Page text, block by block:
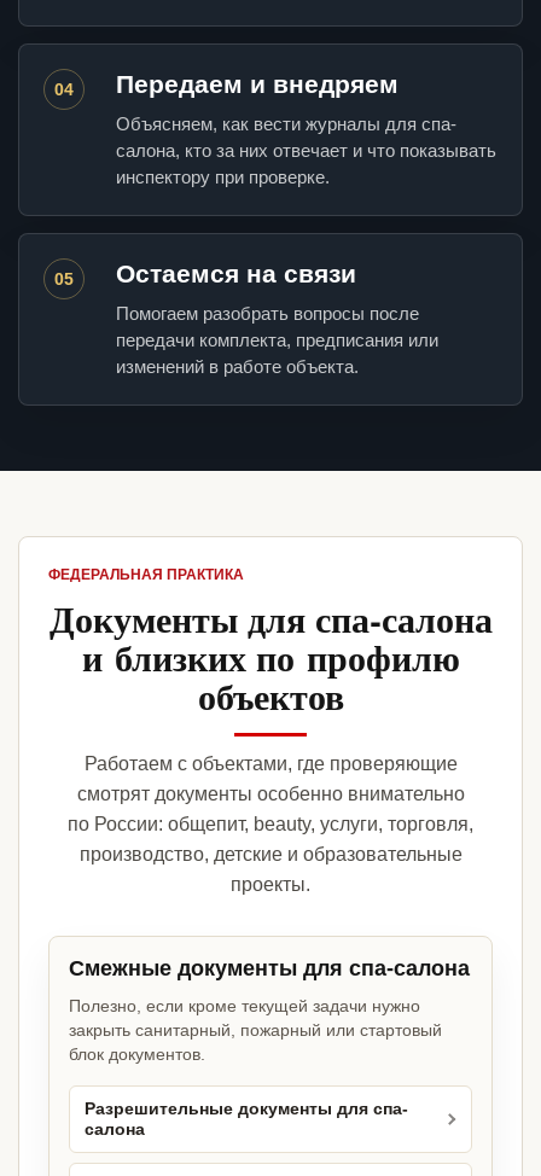
04 Передаем и внедряем
Объясняем, как вести журналы для спа-
салона, кто за них отвечает и что показывать
инспектору при проверке.
05 Остаемся на связи
Помогаем разобрать вопросы после
передачи комплекта, предписания или
изменений в работе объекта.
ФЕДЕРАЛЬНАЯ ПРАКТИКА
Документы для спа-салона
и близких по профилю
объектов
Работаем с объектами, где проверяющие
смотрят документы особенно внимательно
по России: общепит, beauty, услуги, торговля,
производство, детские и образовательные
проекты.
Смежные документы для спа-салона
Полезно, если кроме текущей задачи нужно
закрыть санитарный, пожарный или стартовый
блок документов.
Разрешительные документы для спа-
салона